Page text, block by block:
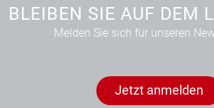
BLEIBEN SIE AUF DEM
Melden Sie sich für unseren
Jetzt anmelden